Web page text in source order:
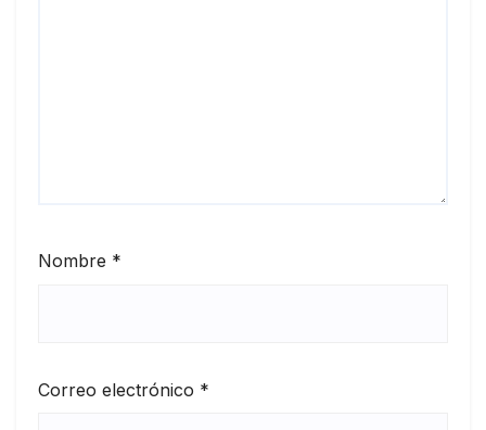
Nombre *
Correo electrónico *